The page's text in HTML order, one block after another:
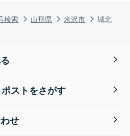
検索 山形県 米沢市 城北
ストをさがす
せ